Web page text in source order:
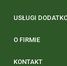
USŁUGI
O FIRMIE
KONTAKT